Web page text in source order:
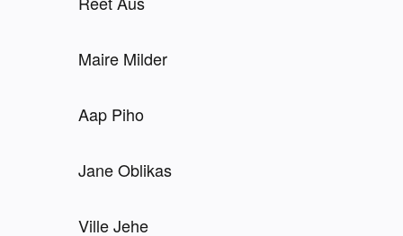
Maire Milder
Aap Piho
Jane Oblikas
Ville Jehe